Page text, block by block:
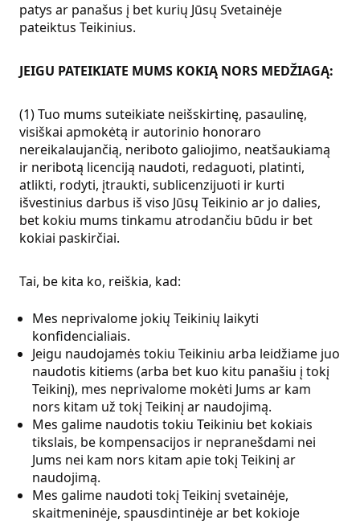
patys ar panašus į bet kurių Jūsų Svetainėje
pateiktus Teikinius.
JEIGU PATEIKIATE MUMS KOKIĄ NORS MEDŽIAGĄ:
(1) Tuo mums suteikiate neišskirtinę, pasaulinę,
visiškai apmokėtą ir autorinio honoraro
nereikalaujančią, neriboto galiojimo, neatšaukiamą
ir neribotą licenciją naudoti, redaguoti, platinti,
atlikti, rodyti, įtraukti, sublicenzijuoti ir kurti
išvestinius darbus iš viso Jūsų Teikinio ar jo dalies,
bet kokiu mums tinkamu atrodančiu būdu ir bet
kokiai paskirčiai.
Tai, be kita ko, reiškia, kad:
Mes neprivalome jokių Teikinių laikyti
konfidencialiais.
Jeigu naudojamės tokiu Teikiniu arba leidžiame juo
naudotis kitiems (arba bet kuo kitu panašiu į tokį
Teikinį), mes neprivalome mokėti Jums ar kam
nors kitam už tokį Teikinį ar naudojimą.
Mes galime naudotis tokiu Teikiniu bet kokiais
tikslais, be kompensacijos ir nepranešdami nei
Jums nei kam nors kitam apie tokį Teikinį ar
naudojimą.
Mes galime naudoti tokį Teikinį svetainėje,
skaitmeninėje, spausdintinėje ar bet kokioje